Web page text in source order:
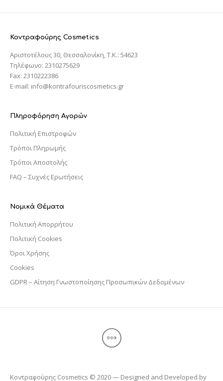
Κοντραφούρης Cosmetics
Αριστοτέλους 30, Θεσσαλονίκη, T.K.: 54623
Τηλέφωνο: 2310275629
Fax: 2310222386
E-mail: info@kontrafouriscosmetics.gr
Πληροφόρηση Αγορών
Πολιτική Επιστροφών
Τρόποι Πληρωμής
Τρόποι Αποστολής
FAQ – Συχνές Ερωτήσεις
Νομικά Θέματα
Πολιτική Απορρήτου
Πολιτική Cookies
Όροι Χρήσης
Cookies
GDPR – Αίτηση Γνωστοποίησης Προσωπικών Δεδομένων
Κοντραφούρης Cosmetics © 2020 — Designed and Developed by